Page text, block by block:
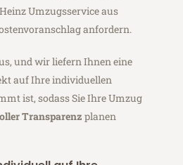
Umzugsservice aus
anfordern.
und wir liefern Ihnen eine
auf Ihre individuellen
ist, sodass Sie Ihre Umzug
Transparenz planen